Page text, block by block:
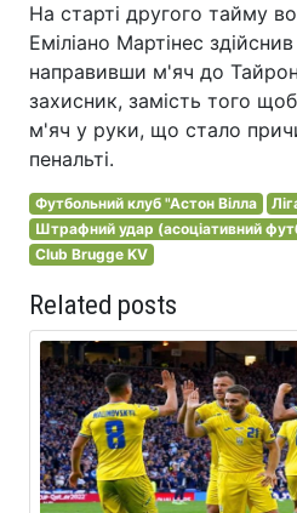
На старті другого тайму
Еміліано Мартінес
направивши м'яч до
захисник, замість того
м'яч у руки, що стало
пенальті.
Футбольний клуб "Астон Вілла
Штрафний удар (асоціативний
Club Brugge KV
Related posts